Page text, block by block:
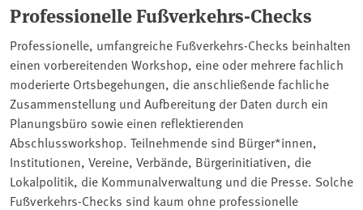
Professionelle Fußverkehrs-Checks
Professionelle, umfangreiche Fußverkehrs-Checks beinhalten
einen vorbereitenden Workshop, eine oder mehrere fachlich
moderierte Ortsbegehungen, die anschließende fachliche
Zusammenstellung und Aufbereitung der Daten durch ein
Planungsbüro sowie einen reflektierenden
Abschlussworkshop. Teilnehmende sind Bürger*innen,
Institutionen, Vereine, Verbände, Bürgerinitiativen, die
Lokalpolitik, die Kommunalverwaltung und die Presse. Solche
Fußverkehrs-Checks sind kaum ohne professionelle